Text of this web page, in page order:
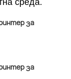
среда.